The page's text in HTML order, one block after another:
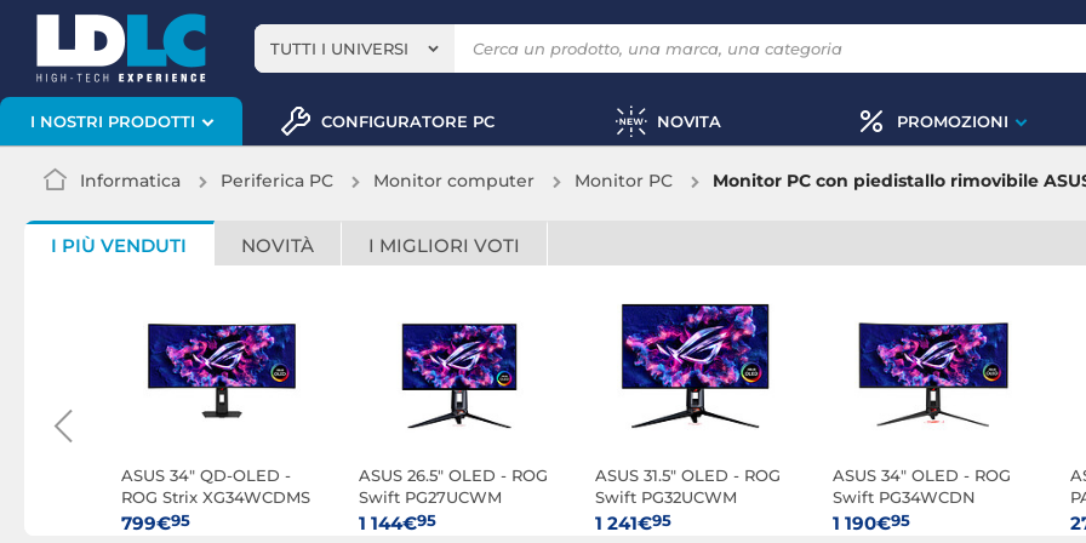
TUTTI I UNIVERSI
I NOSTRI PRODOTTI CONFIGURATORE PC NOVITA PROMOZIONI
Informatica Periferica PC Monitor computer Monitor PC Monitor PC con piedistallo rimovibile
I PIÙ VENDUTI NOVITÀ I MIGLIORI VOTI
ASUS 34" QD-OLED -
ROG Strix XG34WCDMS
799€95
ASUS 26.5" OLED - ROG
Swift PG27UCWM
1 144€95
ASUS 31.5" OLED - ROG
Swift PG32UCWM
1 241€95
ASUS 34" OLED - ROG
Swift PG34WCDN
1 190€95